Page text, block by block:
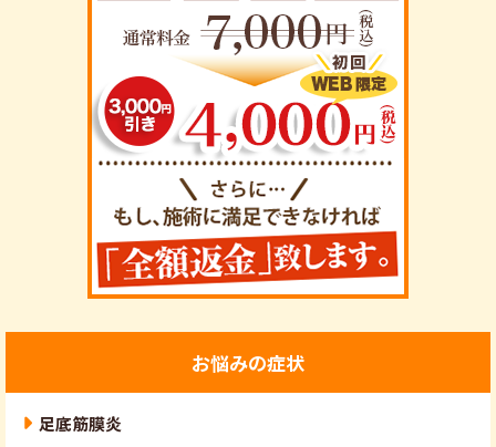
お悩みの症状
足底筋膜炎